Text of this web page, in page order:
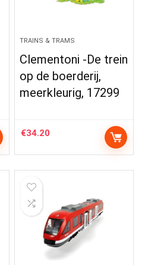
TRAINS & TRAMS
Clementoni -De trein
op de boerderij,
meerkleurig, 17299
€34.20